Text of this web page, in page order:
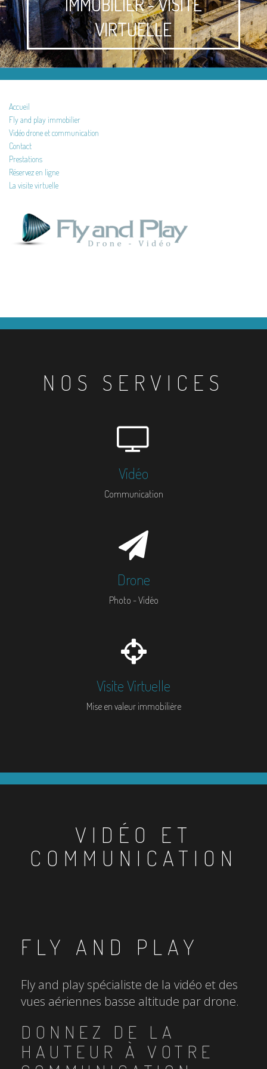
VIRTUELLE
Accueil
Fly and play immobilier
Vidéo drone et communication
Contact
Prestations
Réservez en ligne
La visite virtuelle
NOS SERVICES
Vidéo
Communication
Drone
Photo - Vidéo
Visite Virtuelle
Mise en valeur immobilière
VIDÉO ET
COMMUNICATION
FLY AND PLAY
Fly and play spécialiste de la vidéo et des
vues aériennes basse altitude par drone.
DONNEZ DE LA
HAUTEUR À VOTRE